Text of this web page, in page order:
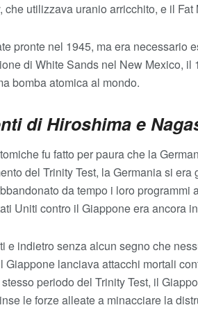
che utilizzava uranio arricchito, e il
pronte nel 1945, ma era necessario
di White Sands nel New Mexico, il
bomba atomica al mondo.
di Hiroshima e
fu fatto per paura che la
del Trinity Test, la Germania si
da tempo i loro programmi
Uniti contro il Giappone era ancora
e indietro senza alcun segno che
Giappone lanciava attacchi mortali
periodo del Trinity Test, il
le forze alleate a minacciare la